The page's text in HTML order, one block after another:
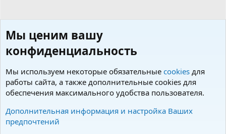
Теги
Cookies Charm by DCom
Мы ценим вашу
конфиденциальность
Мы используем некоторые обязательные cookies для
работы сайта, а также дополнительные cookies для
обеспечения максимального удобства пользователя.
Дополнительная информация и настройка Ваших
предпочтений